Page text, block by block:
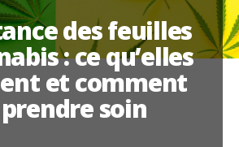
des feuilles
: ce qu’elles
et comment
soin